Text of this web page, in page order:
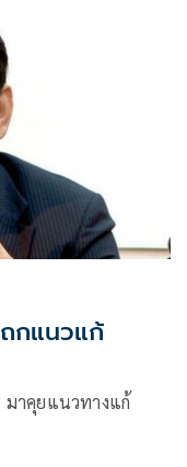
กแนวแก้
มาคุยแนวทางแก้